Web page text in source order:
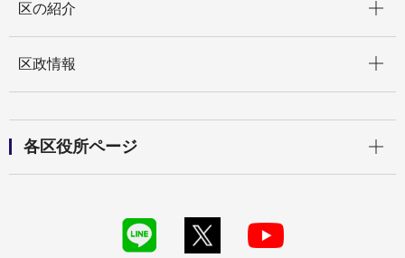
区の紹介
区政情報
各区役所ページ